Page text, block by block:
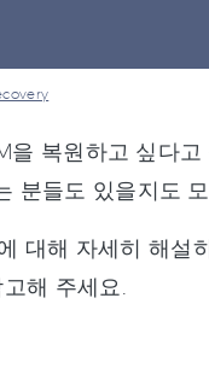
복원하고 싶다
분들도 있을지도
대해 자세히 해설
해 주세요.